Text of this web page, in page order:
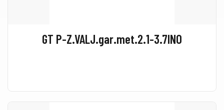
GT P-Z.VALJ.gar.met.2.1-3.7INO